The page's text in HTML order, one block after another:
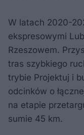
W latach 2020-
ekspresowymi
Rzeszowem.
tras szybkiego
trybie Projektuj i
odcinków o
na etapie
sumie 45 km.